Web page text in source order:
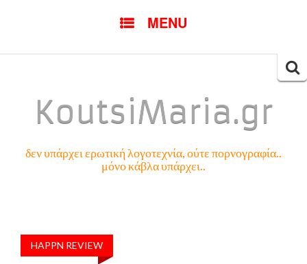
MENU
KoutsiMaria.gr
δεν υπάρχει ερωτική λογοτεχνία, ούτε πορνογραφία..
μόνο κάβλα υπάρχει..
HAPPN REVIEW